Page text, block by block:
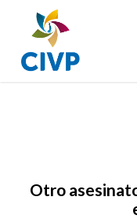
main
content
Otro